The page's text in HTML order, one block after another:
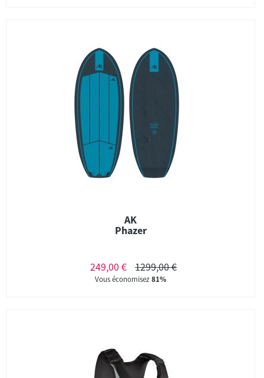
AK
Phazer
249,00 € 1299,00 €
Vous économisez81%